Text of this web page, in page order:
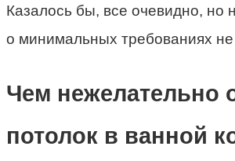
Казалось бы, все очевидно, но
о минимальных требованиях
Чем нежелательно
потолок в ванной